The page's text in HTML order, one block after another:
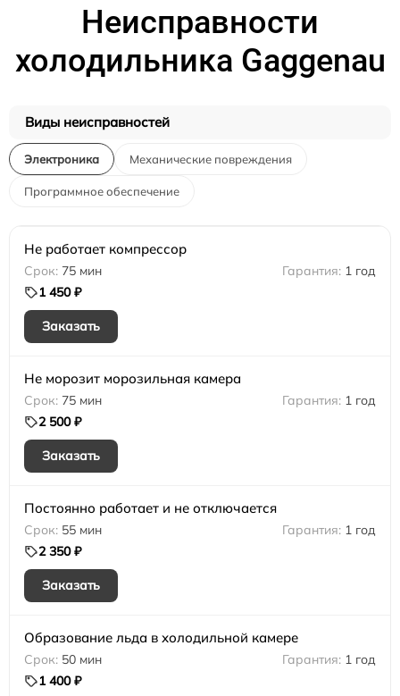
Неисправности
холодильника Gaggenau
Виды неисправностей
Электроника Механические повреждения
Программное обеспечение
Не работает компрессор
75 мин
1 год
1 450 ₽
Заказать
Не морозит морозильная камера
75 мин
1 год
2 500 ₽
Заказать
Постоянно работает и не отключается
55 мин
1 год
2 350 ₽
Заказать
Образование льда в холодильной камере
50 мин
1 год
1 400 ₽